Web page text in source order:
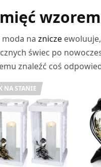
moda naznicze
świec po
znaleźć coś
NA STANIE